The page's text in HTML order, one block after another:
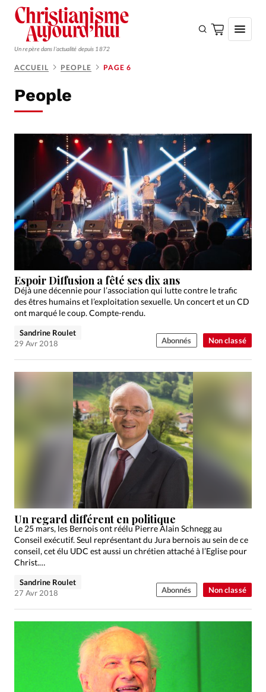
Un repère dans l'actualité depuis 1872
Monde
Opinions
Tous les articles
Faire un don
Emploi
Se connecter
Édition: Internationale
Devise:CHF
RUBRIQUES
Actualité internationale
Chronique
Culture
Dossier
Eglises Foi Génération réveil
Monde
Opinions
Publireportage
Relations Aujourd'hui
Tour du monde des Eglises
Trait d'Ixène
Vie Intérieure
ACCUEIL PEOPLE PAGE 6
People
Non classé
Espoir Diffusion a fêté ses dix ans
Déjà une décennie pour l’association qui lutte contre le trafic
des êtres humains et l’exploitation sexuelle. Un concert et un CD
ont marqué le coup. Compte-rendu.
Sandrine Roulet
29 Avr 2018
Abonnés
Non classé
Un regard différent en politique
Le 25 mars, les Bernois ont réélu Pierre Alain Schnegg au
Conseil exécutif. Seul représentant du Jura bernois au sein de ce
conseil, cet élu UDC est aussi un chrétien attaché à l’Eglise pour
Christ.…
Sandrine Roulet
27 Avr 2018
Abonnés